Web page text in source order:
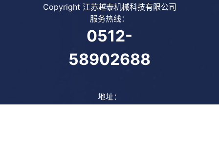
Copyright 江苏越泰机械科技有限公司
服务热线：
0512-
58902688
地址：